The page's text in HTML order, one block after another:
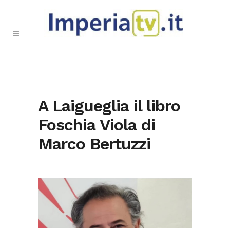
A Laigueglia il libro
Foschia Viola di
Marco Bertuzzi